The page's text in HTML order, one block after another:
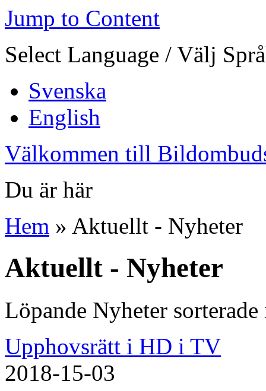
Jump to Content
Select Language / Välj
Svenska
English
Välkommen till
Du är här
Hem » Aktuellt - Nyheter
Aktuellt - Nyheter
Löpande Nyheter
Upphovsrätt i HD i TV
2018-15-03